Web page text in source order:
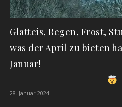
Glatteis, Regen, Frost,
was der April zu bieten
Januar!
28. Januar 2024